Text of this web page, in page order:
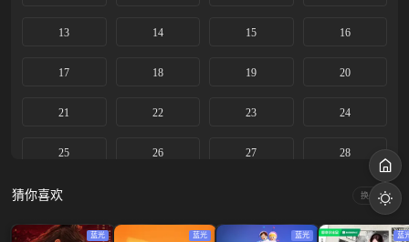
13 14 15 16
17 18 19 20
21 22 23 24
25 26 27 28
29
33 36
猜你喜欢 换一换
蓝光 蓝光 蓝光 蓝